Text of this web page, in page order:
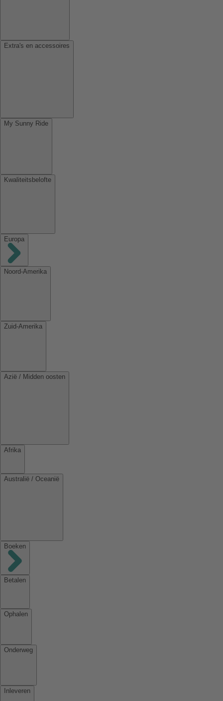
Extra's en accessoires
My Sunny Ride
Kwaliteitsbelofte
Europa
Noord-Amerika
Zuid-Amerika
Azië / Midden oosten
Afrika
Australië / Oceanië
Boeken
Betalen
Ophalen
Onderweg
Inleveren